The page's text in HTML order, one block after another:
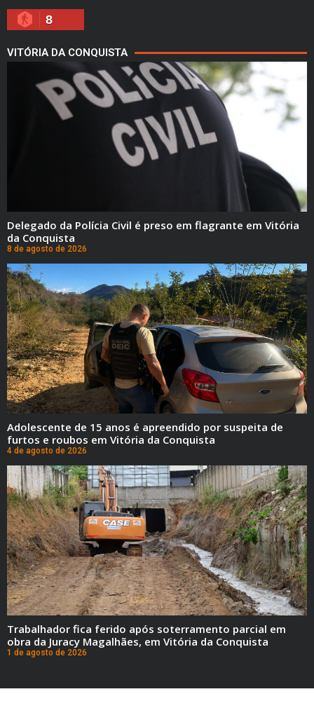
8
VITÓRIA DA CONQUISTA
Delegado da Polícia Civil é preso em flagrante em Vitória
da Conquista
8 de agosto de 2026
Adolescente de 15 anos é apreendido por suspeita de
furtos e roubos em Vitória da Conquista
4 de agosto de 2026
Trabalhador fica ferido após soterramento parcial em
obra da Juracy Magalhães, em Vitória da Conquista
1 de agosto de 2026